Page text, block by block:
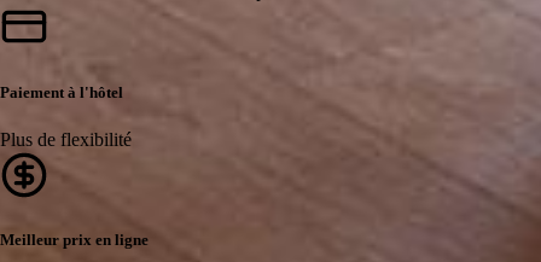
Paiement à l'hôtel
Plus de flexibilité
Meilleur prix en ligne